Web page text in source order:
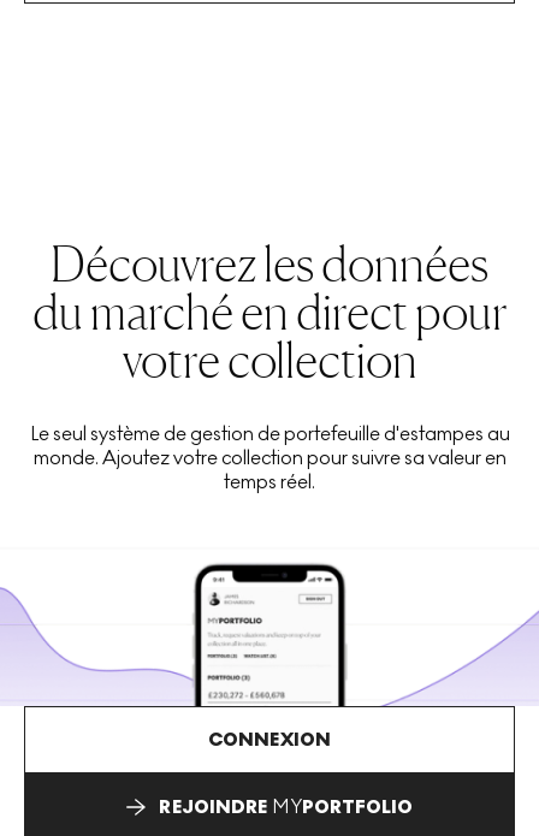
Découvrez les données
du marché en direct pour
votre collection
Le seul système de gestion de portefeuille d'estampes au
monde. Ajoutez votre collection pour suivre sa valeur en
temps réel.
CONNEXION
REJOINDRE MYPORTFOLIO